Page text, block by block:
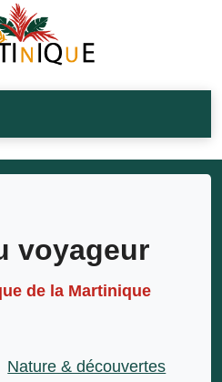
voyageur
de la Martinique
Nature & découvertes